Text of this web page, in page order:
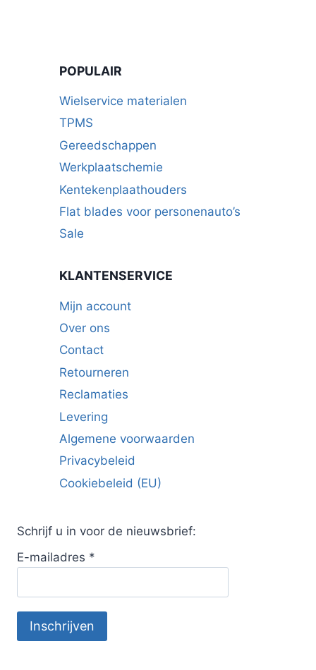
worden
POPULAIR
Wielservice materialen
TPMS
Gereedschappen
Werkplaatschemie
Kentekenplaathouders
Flat blades voor personenauto’s
Sale
KLANTENSERVICE
Mijn account
Over ons
Contact
Retourneren
Reclamaties
Levering
Algemene voorwaarden
Privacybeleid
Cookiebeleid (EU)
Schrijf u in voor de nieuwsbrief:
E-mailadres *